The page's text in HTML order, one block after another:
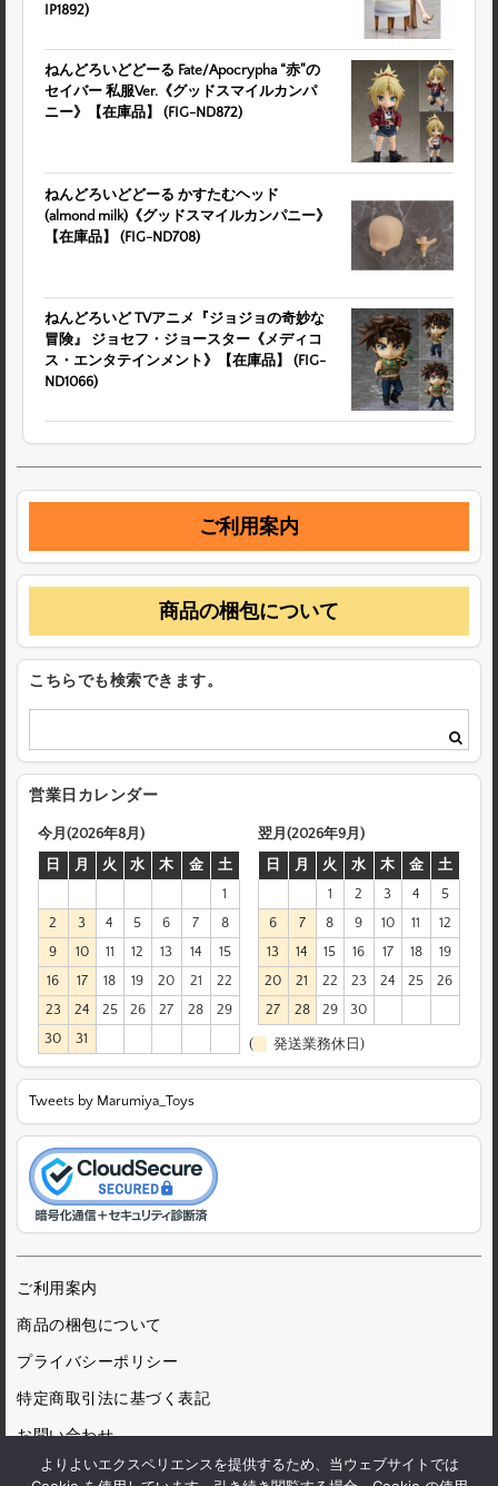
IP1892)
ねんどろいどどーる Fate/Apocrypha “赤”の
セイバー 私服Ver.《グッドスマイルカンパ
ニー》【在庫品】 (FIG-ND872)
ねんどろいどどーる かすたむヘッド
(almond milk)《グッドスマイルカンパニー》
【在庫品】 (FIG-ND708)
ねんどろいど TVアニメ『ジョジョの奇妙な
冒険』 ジョセフ・ジョースター《メディコ
ス・エンタテインメント》【在庫品】 (FIG-
ND1066)
ご利用案内
商品の梱包について
こちらでも検索できます。
営業日カレンダー
今月(2026年8月)
日
月 火 水 木 金
土
1
2
3 4 5 6 7
8
9
10 11 12 13 14
15
16
17 18 19 20 21
22
23
24 25 26 27 28
29
30
31
翌月(2026年9月)
日
月 火 水 木 金
土
1
2 3 4
5
6
7 8 9 10 11
12
13
14 15 16 17 18
19
20
21 22 23 24 25
26
27
28 29 30
( 発送業務休日)
Tweets by Marumiya_Toys
ご利用案内
商品の梱包について
プライバシーポリシー
特定商取引法に基づく表記
お問い合わせ
よりよいエクスペリエンスを提供するため、当ウェブサイトでは